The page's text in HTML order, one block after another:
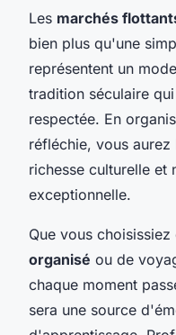
Les marchés
bien plus qu'une
représentent un
tradition séculaire
respectée. En
réfléchie, vous
richesse culturelle et
exceptionnelle.
Que vous
organisé ou de
chaque moment
sera une source